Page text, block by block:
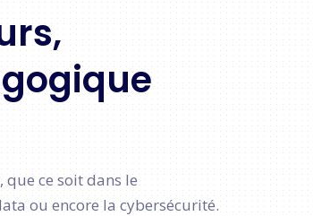
ce soit dans le
ou encore la cybersécurité.